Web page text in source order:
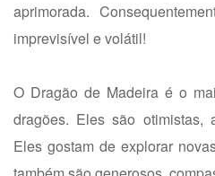
aprimorada.
imprevisível e volátil!
O Dragão de Madeira é o
dragões. Eles são otimistas,
Eles gostam de explorar